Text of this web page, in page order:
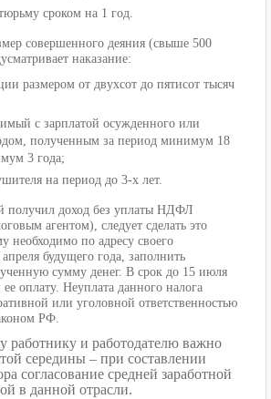
сроком на 1 год.
совершенного деяния (свыше 500
наказание:
размером от двухсот до пятисот тысяч
с зарплатой осужденного или
полученным за период минимум 18
3 года;
на период до 3-х лет.
получил доход без уплаты НДФЛ
агентом), следует сделать это
необходимо по адресу своего
будущего года, заполнить
сумму денег. В срок до 15 июля
оплату. Неуплата данного налога
или уголовной ответственностью
РФ.
и работодателю важно
середины – при составлении
согласование средней заработной
в данной отрасли.